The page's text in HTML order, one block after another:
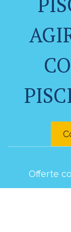
Offerte